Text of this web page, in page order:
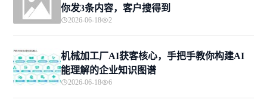
你发3条内容，客户搜得到
2026-06-18 2
机械加工厂AI获客核心，手把手教你构建AI
能理解的企业知识图谱
2026-06-18 6